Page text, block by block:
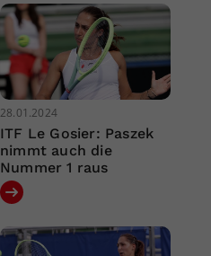
28.01.2024
ITF Le Gosier: Paszek
nimmt auch die
Nummer 1 raus